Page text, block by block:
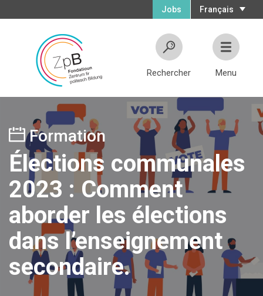
Français
Jobs
Rechercher Menu
Formation
Élections communales
2023 : Comment
aborder les élections
dans l’enseignement
secondaire.